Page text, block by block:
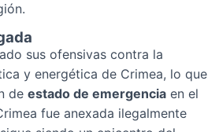
sus ofensivas contra la
y energética de Crimea, lo que
de estado de emergencia en el
fue anexada ilegalmente